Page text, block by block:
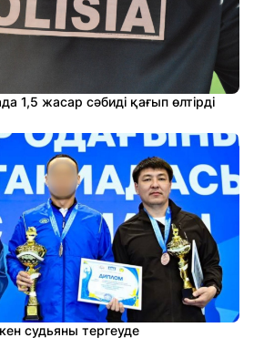
1,5 жасар сәбиді қағып өлтірді
судьяны тергеуде